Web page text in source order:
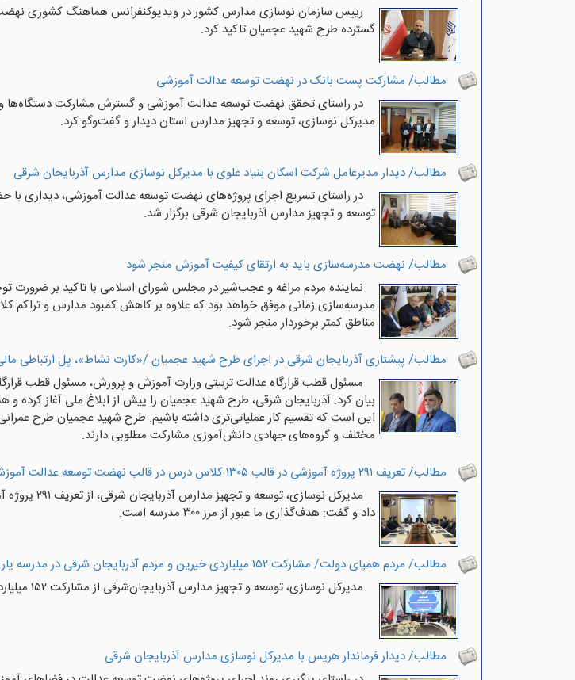
رییس سازمان نوسازی مدارس کشور در ویدیوکنفرانس هماهنگ کشوری
گسترده طرح شهید عجمیان تاکید کرد.
مطالب/ مشارکت پست بانک در نهضت توسعه عدالت آموزشی
در راستای تحقق نهضت توسعه عدالت آموزشی و گسترش مشارکت دستگاه‌ها
مدیرکل نوسازی، توسعه و تجهیز مدارس استان دیدار و گفت‌وگو کرد.
مطالب/ دیدار مدیرعامل شرکت اسکان بنیاد علوی با مدیرکل نوسازی مدارس آذربایجان شرقی
در راستای تسریع اجرای پروژه‌های نهضت توسعه عدالت آموزشی، دیداری با
توسعه و تجهیز مدارس آذربایجان شرقی برگزار شد.
مطالب/ نهضت مدرسه‌سازی باید به ارتقای کیفیت آموزش منجر شود
نماینده مردم مراغه و عجب‌شیر در مجلس شورای اسلامی با تاکید بر
مدرسه‌سازی زمانی موفق خواهد بود که علاوه بر کاهش کمبود مدارس و
مناطق کمتر برخوردار منجر شود.
مطالب/ پیشتازی آذربایجان شرقی در اجرای طرح شهید عجمیان /«کارت نشاط»، پل ارتباطی
مسئول قطب قرارگاه عدالت تربیتی وزارت آموزش و پرورش، مسئول قطب
بیان کرد: آذربایجان شرقی، طرح شهید عجمیان را پیش از ابلاغ ملی آغاز
این است که تقسیم کار عملیاتی‌تری داشته باشیم. طرح شهید عجمیان طرح
مختلف و گروه‌های جهادی دانش‌آموزی مشارکت مطلوبی دارند.
مطالب/ تعریف ۲۹۱ پروژه آموزشی در قالب ۱۳۰۵ کلاس درس در قالب نهضت توسعه عدالت آموزشی
داد و گفت: هدف‌گذاری ما عبور از مرز ۳۰۰ مدرسه است.
مطالب/ مردم همپای دولت/ مشارکت ۱۵۲ میلیاردی خیرین و مردم آذربایجان شرقی در مدرسه یاری
مدیرکل نوسازی، توسعه و تجهیز مدارس آذربایجان‌شرقی از مشارکت ۱۵۲ میلیارد تومانی مردم و خیرین در مدرسه یاری استان خبر داد.
مطالب/ دیدار فرماندار هریس با مدیرکل نوسازی مدارس آذربایجان شرقی